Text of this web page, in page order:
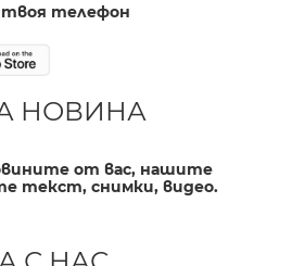
твоя телефон
НОВИНА
от вас, нашите
текст, снимки, видео.